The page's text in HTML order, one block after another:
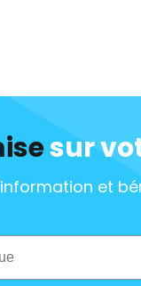
sur
et